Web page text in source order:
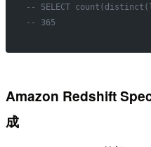
-- SELECT
-- 365
Amazon Redshift
成